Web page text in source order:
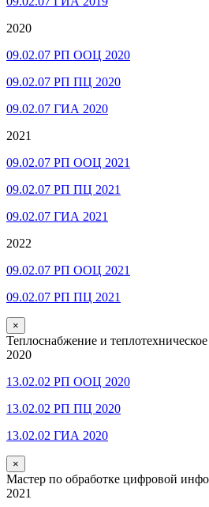
2020
09.02.07 РП ООЦ 2020
09.02.07 РП ПЦ 2020
09.02.07 ГИА 2020
2021
09.02.07 РП ООЦ 2021
09.02.07 РП ПЦ 2021
09.02.07 ГИА 2021
2022
09.02.07 РП ООЦ 2021
09.02.07 РП ПЦ 2021
×
Теплоснабжение и
2020
13.02.02 РП ООЦ 2020
13.02.02 РП ПЦ 2020
13.02.02 ГИА 2020
×
Мастер по обработке цифровой
2021